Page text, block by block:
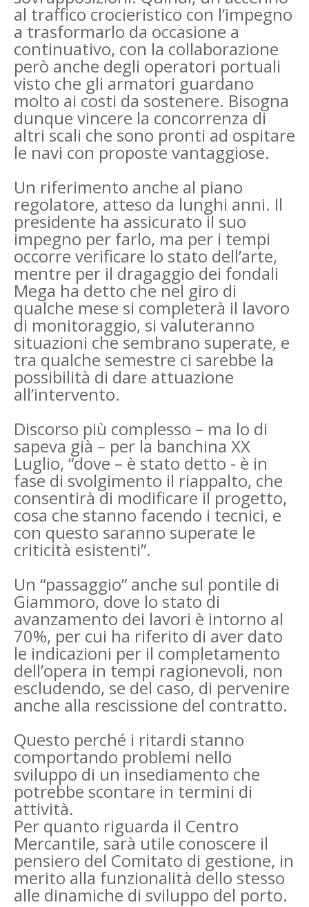
al traffico crocieristico con l’impegno
a trasformarlo da occasione a
continuativo, con la collaborazione
però anche degli operatori portuali
visto che gli armatori guardano
molto ai costi da sostenere. Bisogna
dunque vincere la concorrenza di
altri scali che sono pronti ad ospitare
le navi con proposte vantaggiose.
Un riferimento anche al piano
regolatore, atteso da lunghi anni. Il
presidente ha assicurato il suo
impegno per farlo, ma per i tempi
occorre verificare lo stato dell’arte,
mentre per il dragaggio dei fondali
Mega ha detto che nel giro di
qualche mese si completerà il lavoro
di monitoraggio, si valuteranno
situazioni che sembrano superate, e
tra qualche semestre ci sarebbe la
possibilità di dare attuazione
all’intervento.
Discorso più complesso – ma lo di
sapeva già – per la banchina XX
Luglio, “dove – è stato detto - è in
fase di svolgimento il riappalto, che
consentirà di modificare il progetto,
cosa che stanno facendo i tecnici, e
con questo saranno superate le
criticità esistenti”.
Un “passaggio” anche sul pontile di
Giammoro, dove lo stato di
avanzamento dei lavori è intorno al
70%, per cui ha riferito di aver dato
le indicazioni per il completamento
dell’opera in tempi ragionevoli, non
escludendo, se del caso, di pervenire
anche alla rescissione del contratto.
Questo perché i ritardi stanno
comportando problemi nello
sviluppo di un insediamento che
potrebbe scontare in termini di
attività.
Per quanto riguarda il Centro
Mercantile, sarà utile conoscere il
pensiero del Comitato di gestione, in
merito alla funzionalità dello stesso
alle dinamiche di sviluppo del porto.